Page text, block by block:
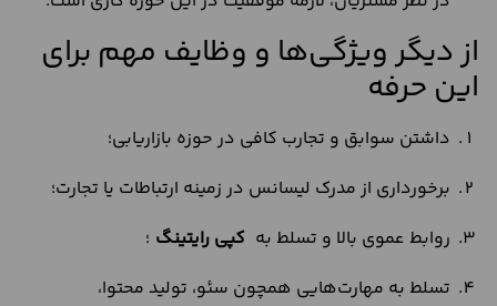
از دیگر ویژگی‌ها و وظایف مهم برای
این حرفه
داشتن سوابق و تجارب کافی در حوزه بازاریابی؛
برخورداری از مدرک لیسانس در زمینه ارتباطات یا تجارت؛
روابط عموی بالا و تسلط به کپی رایتینگ ؛
تسلط به مهارت‌هایی همچون سئو، تولید محتوا،